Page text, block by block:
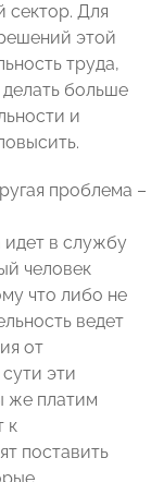
сектор. Для
этой
труда,
больше
и
проблема –
идет в службу
человек
что либо не
ведет
от
эти
же платим
к
поставить